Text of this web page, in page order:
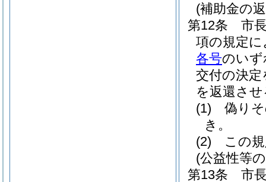
(補助金の
第12条
市
項の規定
各号のいず
交付の決
を返還さ
(1)
偽り
き。
(2)
この
(公益性等
第13条
市